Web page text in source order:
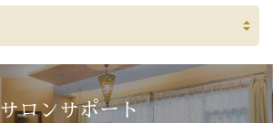
サロンサポート